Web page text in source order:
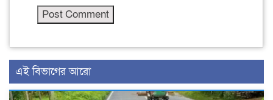
এই বিভাগের আরো